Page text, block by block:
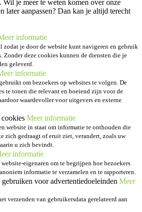
Wil je meer te weten komen over onze
later aanpassen? Dan kan je altijd terecht
informatie
zodat je door de website kunt navigeren en gebruik
Zonder deze cookies kunnen de diensten die je
geleverd.
informatie
om bezoekers op websites te volgen. De
te tonen die relevant en boeiend zijn voor de
waardevoller voor uitgevers en externe
Meer informatie
website in staat om informatie te onthouden die
zich gedraagt of eruit ziet, verandert, zoals uw
u zich bevindt.
informatie
eigenaren om te begrijpen hoe bezoekers
informatie te verzamelen en te rapporteren.
voor advertentiedoeleinden Meer
verzenden van gebruikersdata gerelateerd aan